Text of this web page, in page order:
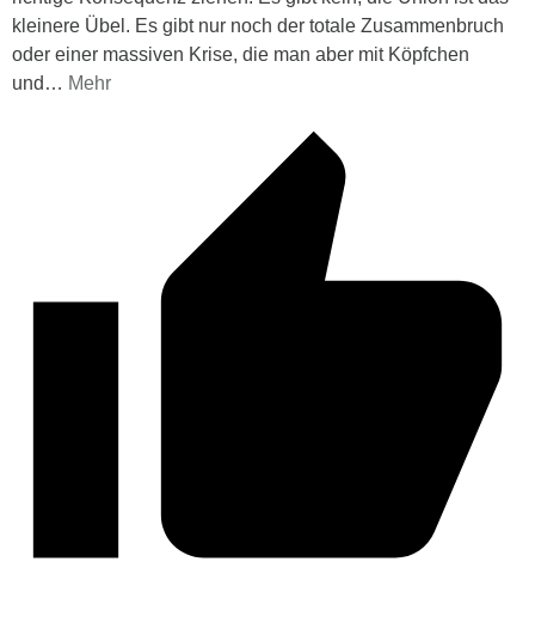
kleinere Übel. Es gibt nur noch der totale Zusammenbruch
oder einer massiven Krise, die man aber mit Köpfchen
und … Mehr